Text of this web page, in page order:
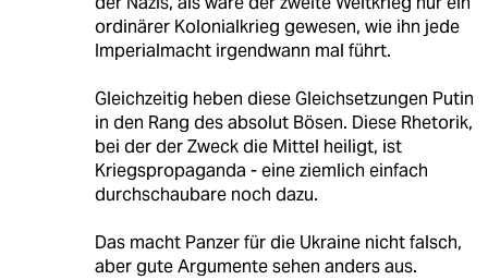
ordinärer Kolonialkrieg gewesen, wie ihn jede
Imperialmacht irgendwann mal führt.
Gleichzeitig heben diese Gleichsetzungen Putin
in den Rang des absolut Bösen. Diese Rhetorik,
bei der der Zweck die Mittel heiligt, ist
Kriegspropaganda - eine ziemlich einfach
durchschaubare noch dazu.
Das macht Panzer für die Ukraine nicht falsch,
aber gute Argumente sehen anders aus.